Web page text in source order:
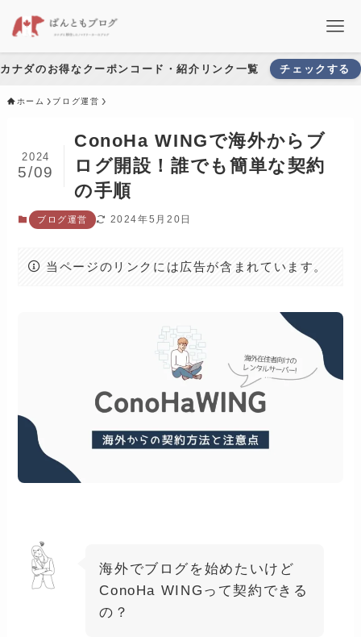
カナダのお得なクーポンコード・紹介リンク一覧 チェックする
ホーム ブログ運営
ConoHa WINGで海外からブ
ログ開設！誰でも簡単な契約
の手順
2024
5/09
ブログ運営 2024年5月20日
当ページのリンクには広告が含まれています。
海外でブログを始めたいけど
ConoHa WINGって契約できる
の？